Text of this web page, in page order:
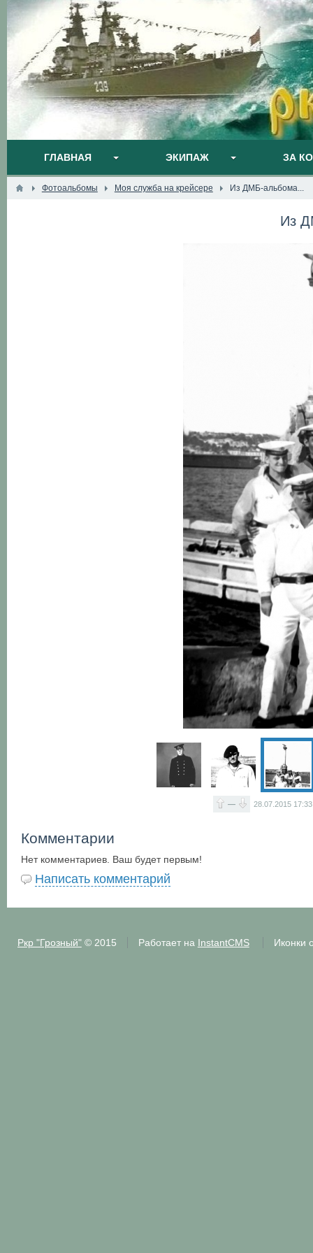
ГЛАВНАЯ ЭКИПАЖ ЗА
Фотоальбомы Моя служба на крейсере Из ДМБ-альбома...
Из
— 28.07.2015 17:33
Комментарии
Нет комментариев. Ваш будет первым!
Написать комментарий
Ркр "Грозный"© 2015 Работает на InstantCMS Иконки